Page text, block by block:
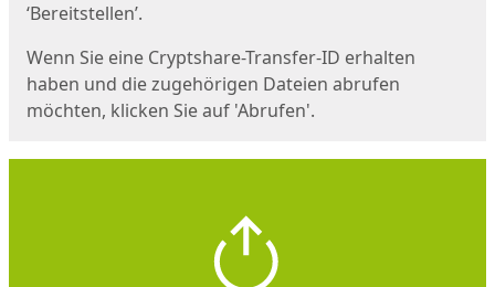
‘Bereitstellen’.
Wenn Sie eine Cryptshare-Transfer-ID erhalten
haben und die zugehörigen Dateien abrufen
möchten, klicken Sie auf 'Abrufen'.